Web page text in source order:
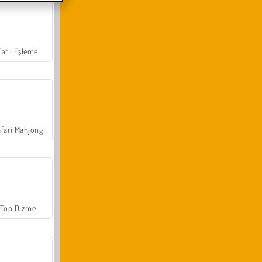
Eşleme
Mahjong
Top Dizme